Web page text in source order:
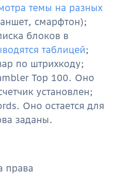
темы на разных
смарфтон);
блоков в
таблицей;
по штрихкоду;
Top 100. Оно
установлен;
Оно остается для
заданы.
права